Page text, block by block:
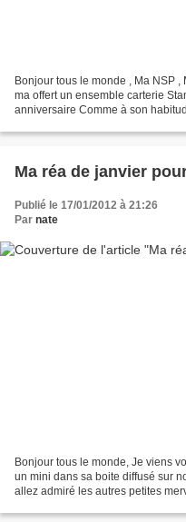
Bonjour tous le monde , Ma NSP ,
ma offert un ensemble carterie
anniversaire Comme à son
Ma réa de janvier
Publié le 17/01/2012 à 21:26
Par nate
Bonjour tous le monde, Je viens
un mini dans sa boite diffusé sur
allez admiré les autres petites